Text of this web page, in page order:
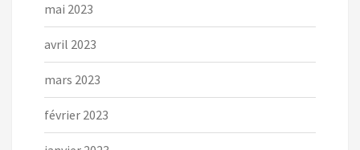
mai 2023
avril 2023
mars 2023
février 2023